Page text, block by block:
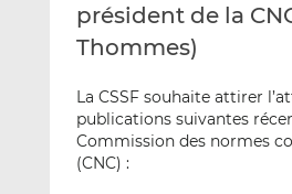
nk
président de la
Thommes)
La CSSF souhaite attirer
publications suivantes
Commission des normes
(CNC) :